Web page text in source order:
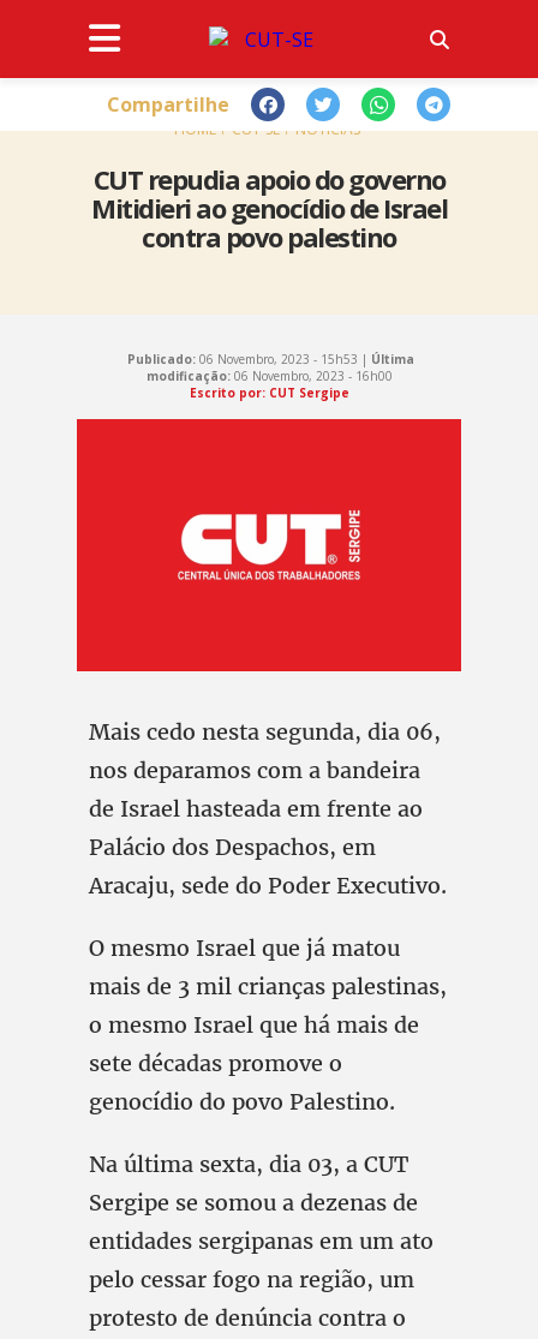
HOME CUT-SE NOTÍCIAS
CUT repudia apoio do governo
Mitidieri ao genocídio de Israel
contra povo palestino
Compartilhe
Publicado: 06 Novembro, 2023 - 15h53 | Última
modificação:06 Novembro, 2023 - 16h00
Escrito por: CUT Sergipe
Mais cedo nesta segunda, dia 06,
nos deparamos com a bandeira
de Israel hasteada em frente ao
Palácio dos Despachos, em
Aracaju, sede do Poder Executivo.
O mesmo Israel que já matou
mais de 3 mil crianças palestinas,
o mesmo Israel que há mais de
sete décadas promove o
genocídio do povo Palestino.
Na última sexta, dia 03, a CUT
Sergipe se somou a dezenas de
entidades sergipanas em um ato
pelo cessar fogo na região, um
protesto de denúncia contra o